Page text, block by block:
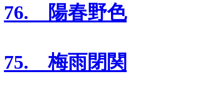
76. 陽春野色
75. 梅雨閉関